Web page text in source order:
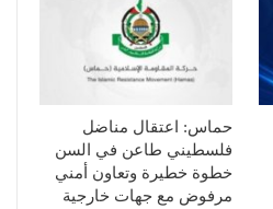
حماس: اعتقال مناضل
فلسطيني طاعن في السن
خطوة خطيرة وتعاون أمني
مرفوض مع جهات خارجية